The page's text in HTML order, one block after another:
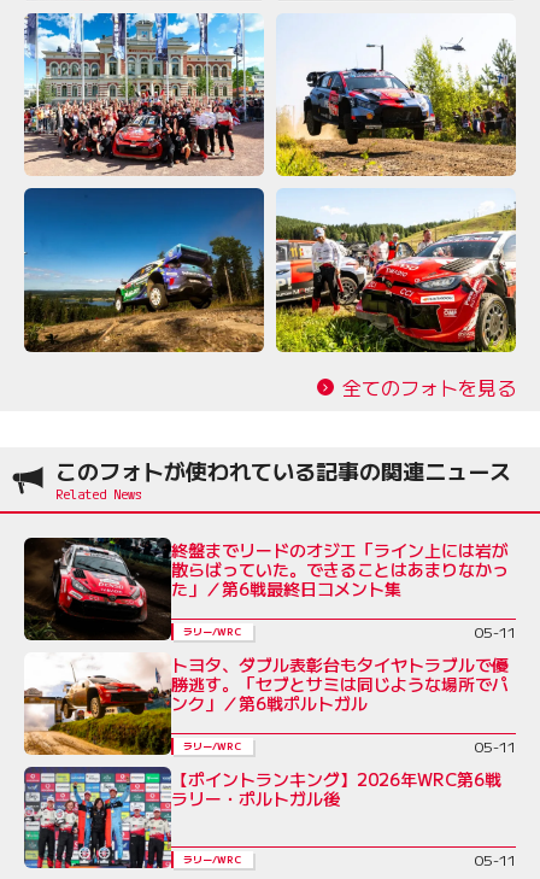
全てのフォトを見る
このフォトが使われている記事の関連ニュース
終盤までリードのオジエ「ライン上には岩が
散らばっていた。できることはあまりなかっ
た」／第6戦最終日コメント集
ラリー/WRC 05-11
トヨタ、ダブル表彰台もタイヤトラブルで優
勝逃す。「セブとサミは同じような場所でパ
ンク」／第6戦ポルトガル
ラリー/WRC 05-11
【ポイントランキング】2026年WRC第6戦
ラリー・ポルトガル後
ラリー/WRC 05-11